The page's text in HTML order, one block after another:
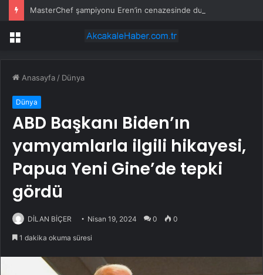
Menü
Anasayfa / Dünya
Dünya
ABD Başkanı Biden’ın
yamyamlarla ilgili hikayesi,
Papua Yeni Gine’de tepki
gördü
DİLAN BİÇER Nisan 19, 2024 0 0
1 dakika okuma süresi